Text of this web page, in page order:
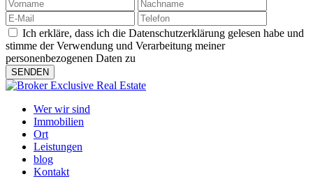
Ich erkläre, dass ich die Datenschutzerklärung gelesen habe und
stimme der Verwendung und Verarbeitung meiner
personenbezogenen Daten zu
Wer wir sind
Immobilien
Ort
Leistungen
blog
Kontakt